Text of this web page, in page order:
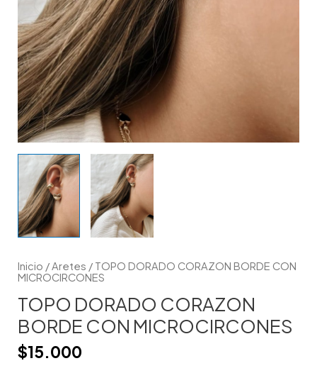
Inicio / Aretes / TOPO DORADO CORAZON BORDE CON
MICROCIRCONES
TOPO DORADO CORAZON
BORDE CON MICROCIRCONES
$15.000